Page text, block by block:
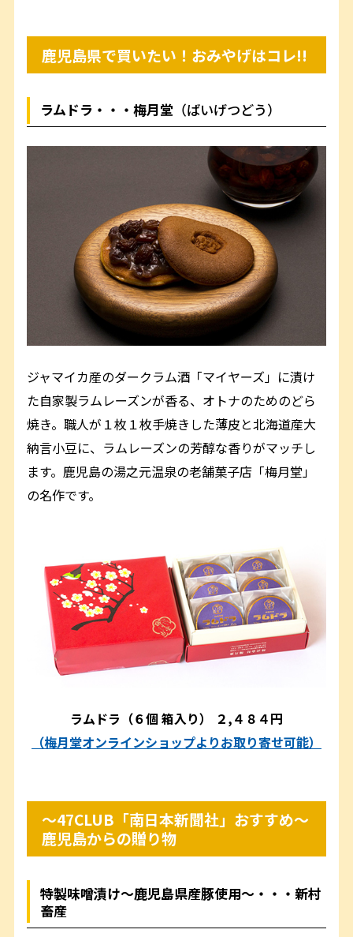
鹿児島県で買いたい！おみやげはコレ!!
ラムドラ・・・梅月堂 （ばいげつどう）
ジャマイカ産のダークラム酒「マイヤーズ」に漬け
た自家製ラムレーズンが香る、オトナのためのどら
焼き。職人が１枚１枚手焼きした薄皮と北海道産大
納言小豆に、ラムレーズンの芳醇な香りがマッチし
ます。鹿児島の湯之元温泉の老舗菓子店「梅月堂」
の名作です。
ラムドラ（６個 箱入り）
２,４８４円
（梅月堂オンラインショップよりお取り寄せ可能）
～47CLUB「南日本新聞社」おすすめ～
鹿児島からの贈り物
特製味噌漬け～鹿児島県産豚使用～・・・新村
畜産